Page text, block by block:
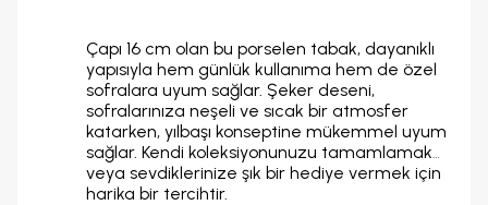
Çapı 16 cm olan bu porselen tabak, dayanıklı
yapısıyla hem günlük kullanıma hem de özel
sofralara uyum sağlar. Şeker deseni,
sofralarınıza neşeli ve sıcak bir atmosfer
katarken, yılbaşı konseptine mükemmel uyum
sağlar. Kendi koleksiyonunuzu tamamlamak
veya sevdiklerinize şık bir hediye vermek için
harika bir tercihtir.